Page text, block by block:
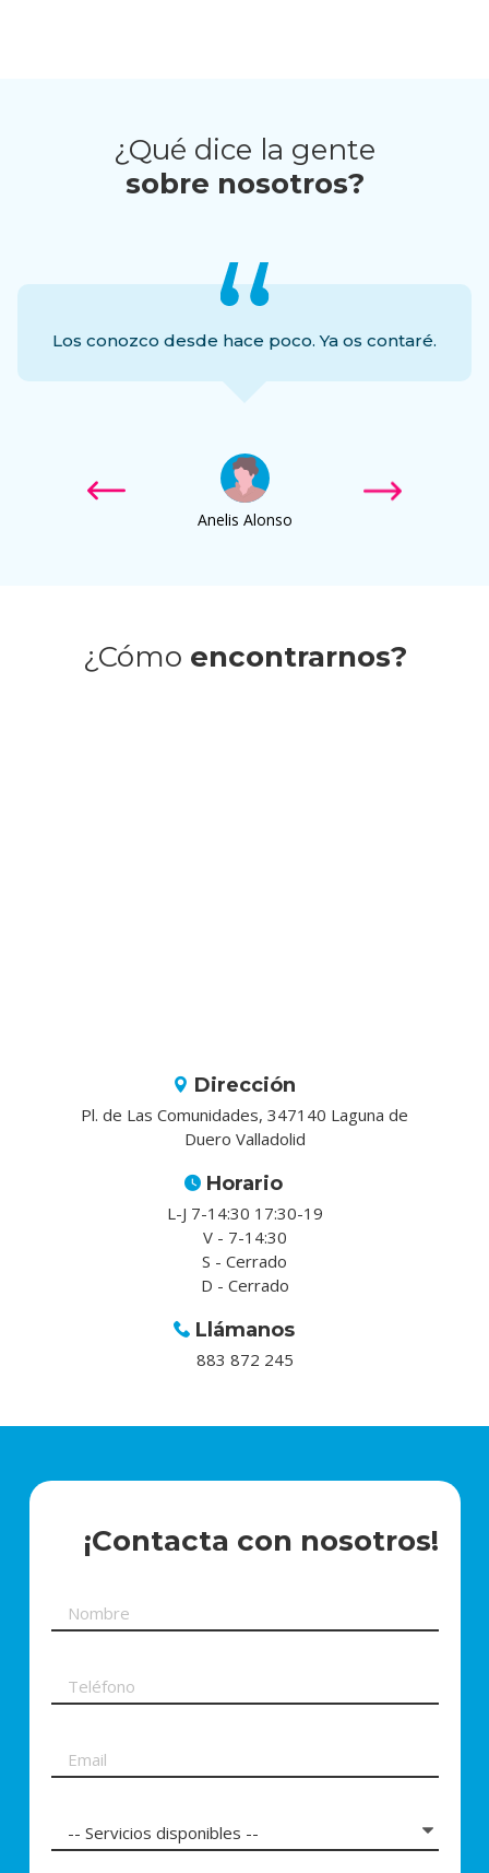
¿Qué dice la gente
sobre nosotros?
Los conozco desde hace poco. Ya os contaré.
Anelis Alonso
¿Cómo encontrarnos?
Dirección
Pl. de Las Comunidades, 347140 Laguna de
Duero Valladolid
Horario
L-J 7-14:30 17:30-19
V - 7-14:30
S - Cerrado
D - Cerrado
Llámanos
883 872 245
¡Contacta con nosotros!